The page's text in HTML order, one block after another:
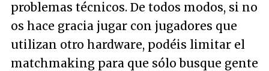
problemas técnicos. De todos modos, si no
os hace gracia jugar con jugadores que
utilizan otro hardware, podéis limitar el
matchmaking para que sólo busque gente